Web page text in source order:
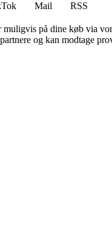
Mail
RSS
på dine køb via
og kan modtage